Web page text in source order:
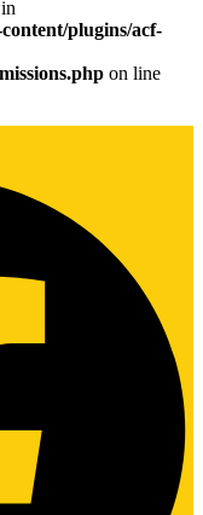
plugins/acf-
on line